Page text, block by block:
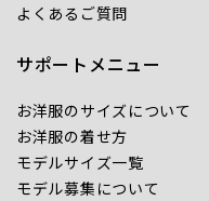
よくあるご質問
サポートメニュー
お洋服のサイズについて
お洋服の着せ方
モデルサイズ一覧
モデル募集について